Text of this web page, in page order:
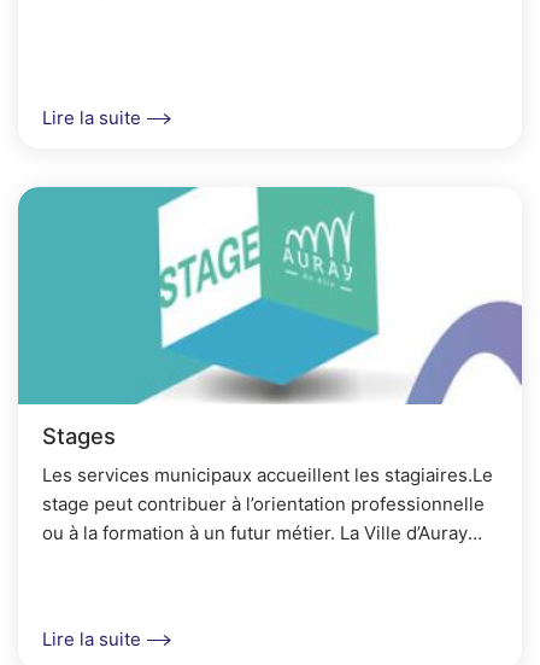
Lire la suite
Stages
Les services municipaux accueillent les stagiaires.Le
stage peut contribuer à l’orientation professionnelle
ou à la formation à un futur métier. La Ville d’Auray
Lire la suite